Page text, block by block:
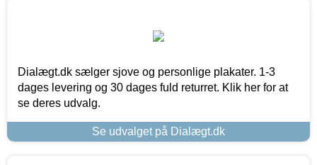
Dialægt.dk sælger sjove og personlige plakater. 1-3
dages levering og 30 dages fuld returret. Klik her for at
se deres udvalg.
Se udvalget på Dialægt.dk